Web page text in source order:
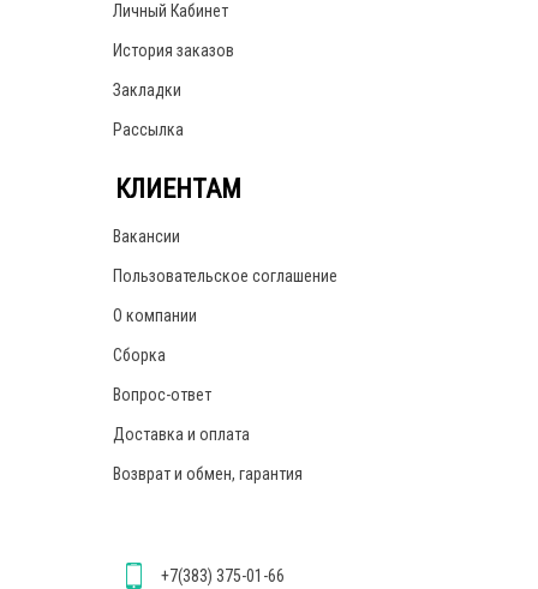
Личный Кабинет
История заказов
Закладки
Рассылка
КЛИЕНТАМ
Вакансии
Пользовательское соглашение
О компании
Сборка
Вопрос-ответ
Доставка и оплата
Возврат и обмен, гарантия
+7(383) 375-01-66